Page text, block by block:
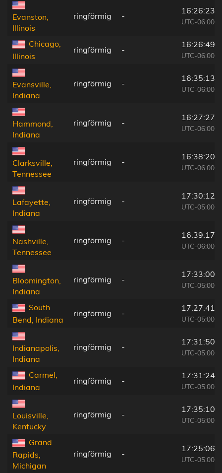
Evanston,
Illinois
ringförmig -
16:26:23
UTC-06:00
Chicago,
Illinois
ringförmig -
16:26:49
UTC-06:00
Evansville,
Indiana
ringförmig -
16:35:13
UTC-06:00
Hammond,
Indiana
ringförmig -
16:27:27
UTC-06:00
Clarksville,
Tennessee
ringförmig -
16:38:20
UTC-06:00
Lafayette,
Indiana
ringförmig -
17:30:12
UTC-05:00
Nashville,
Tennessee
ringförmig -
16:39:17
UTC-06:00
Bloomington,
Indiana
ringförmig -
17:33:00
UTC-05:00
South
Bend, Indiana
ringförmig -
17:27:41
UTC-05:00
Indianapolis,
Indiana
ringförmig -
17:31:50
UTC-05:00
Carmel,
Indiana
ringförmig -
17:31:24
UTC-05:00
Louisville,
Kentucky
ringförmig -
17:35:10
UTC-05:00
Grand
Rapids,
Michigan
ringförmig -
17:25:06
UTC-05:00